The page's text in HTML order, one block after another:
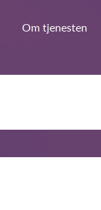
Om tjenesten